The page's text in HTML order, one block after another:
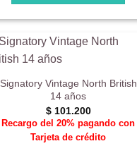
Signatory Vintage North British
14 años
$101.200
Recargo del 20% pagando con
Tarjeta de crédito